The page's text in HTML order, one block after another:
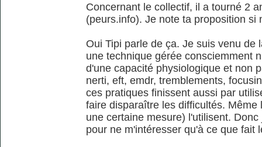
Concernant le collectif, il a tourné 2
(peurs.info). Je note ta proposition si
Oui Tipi parle de ça. Je suis venu de
une technique gérée consciemment
d'une capacité physiologique et non
nerti, eft, emdr, tremblements,
ces pratiques finissent aussi par
faire disparaître les difficultés.
une certaine mesure) l'utilisent.
pour ne m'intéresser qu'à ce que fait